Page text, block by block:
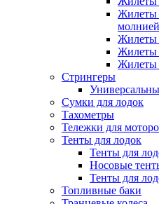
Жилеты
Жилеты
Жилеты
Жилеты
Стрингеры
Сумки для лодок
Тахометры
Тележки для
Тенты для лодок
Тенты для
Носовые
Тенты для
Топливные баки